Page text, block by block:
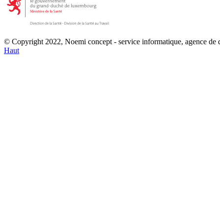
© Copyright 2022, Noemi concept - service informatique, agence
Haut